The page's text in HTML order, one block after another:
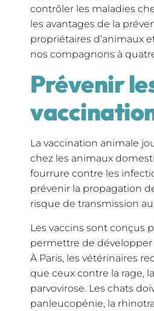
contrôler les maladies
les avantages de la
propriétaires d’animaux
nos compagnons à
Prévenir
La vaccination animale
chez les animaux
fourrure contre les
prévenir la propagation
risque de transmission
Les vaccins sont conçus
permettre de
À Paris, les vétérinaires
que ceux contre la rage,
parvovirose. Les chats
panleucopénie, la